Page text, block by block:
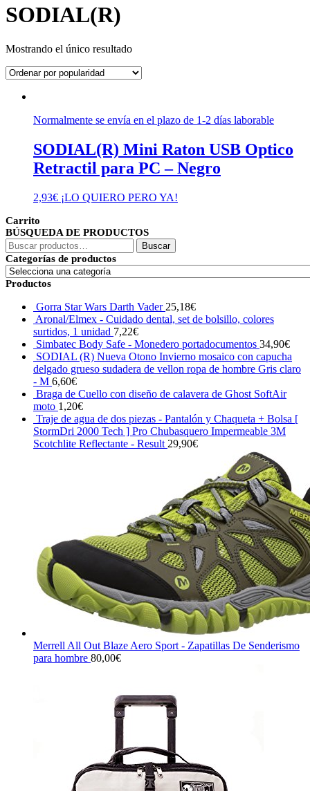
SODIAL(R)
Mostrando el único resultado
Normalmente se envía en el plazo de 1-2 días laborable
SODIAL(R) Mini Raton USB Optico
Retractil para PC – Negro
2,93€ ¡LO QUIERO PERO YA!
Carrito
BÚSQUEDA DE PRODUCTOS
Buscar
por:
Buscar
Categorías de productos
Productos
Gorra Star Wars Darth Vader 25,18€
Aronal/Elmex - Cuidado dental, set de bolsillo, colores
surtidos, 1 unidad 7,22€
Simbatec Body Safe - Monedero portadocumentos 34,90€
SODIAL (R) Nueva Otono Invierno mosaico con capucha
delgado grueso sudadera de vellon ropa de hombre Gris claro
- M 6,60€
Braga de Cuello con diseño de calavera de Ghost SoftAir
moto 1,20€
Traje de agua de dos piezas - Pantalón y Chaqueta + Bolsa [
StormDri 2000 Tech ] Pro Chubasquero Impermeable 3M
Scotchlite Reflectante - Result 29,90€
Merrell All Out Blaze Aero Sport - Zapatillas De Senderismo
para hombre 80,00€